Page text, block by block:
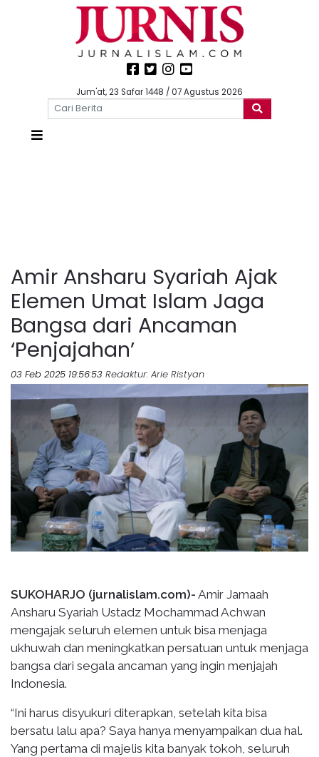
Jum'at, 23 Safar 1448 / 07 Agustus 2026
Amir Ansharu Syariah Ajak
Elemen Umat Islam Jaga
Bangsa dari Ancaman
‘Penjajahan’
03 Feb 2025 19:56:53 Redaktur: Arie Ristyan
SUKOHARJO (jurnalislam.com)- Amir Jamaah
Ansharu Syariah Ustadz Mochammad Achwan
mengajak seluruh elemen untuk bisa menjaga
ukhuwah dan meningkatkan persatuan untuk menjaga
bangsa dari segala ancaman yang ingin menjajah
Indonesia.
“Ini harus disyukuri diterapkan, setelah kita bisa
bersatu lalu apa? Saya hanya menyampaikan dua hal.
Yang pertama di majelis kita banyak tokoh, seluruh